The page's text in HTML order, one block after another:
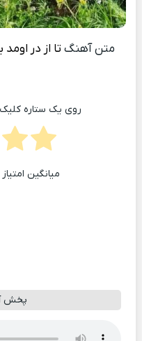
متن آهنگ تا از در
روی یک ستاره کلیک
میانگین امتیاز
پخش